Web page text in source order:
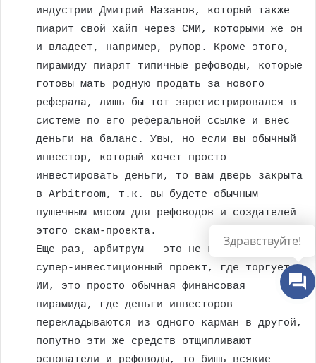
индустрии Дмитрий Мазанов, который также
пиарит свой хайп через СМИ, которыми же он
и владеет, например, рупор. Кроме этого,
пирамиду пиарят типичные рефоводы, которые
готовы мать родную продать за нового
реферала, лишь бы тот зарегистрировался в
системе по его реферальной ссылке и внес
деньги на баланс. Увы, но если вы обычный
инвестор, который хочет просто
инвестировать деньги, то вам дверь закрыта
в Arbitroom, т.к. вы будете обычным
пушечным мясом для рефоводов и создателей
этого скам-проекта.
Еще раз, арбитрум – это не какой-то там
супер-инвестиционный проект, где торгует
ИИ, это просто обычная финансовая
пирамида, где деньги инвесторов
перекладываются из одного карман в другой,
попутно эти же средств отщипливают
основатели и рефоводы, то бишь всякие
Здравствуйте!